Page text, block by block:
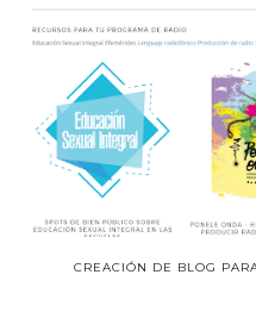
CREACIÓN DE BLOG